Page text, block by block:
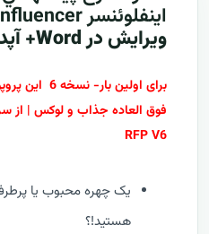
اینفلوئنسر Influencer
ویرایش در Word+ آپدیت رایگان
فوق العاده جذاب و لوکس | از
RFP V6
یک چهره محبوب یا
هستید!؟